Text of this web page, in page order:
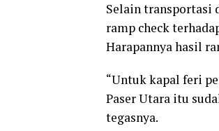
Selain transportasi
ramp check
Harapannya hasil
“Untuk kapal feri
Paser Utara itu
tegasnya.